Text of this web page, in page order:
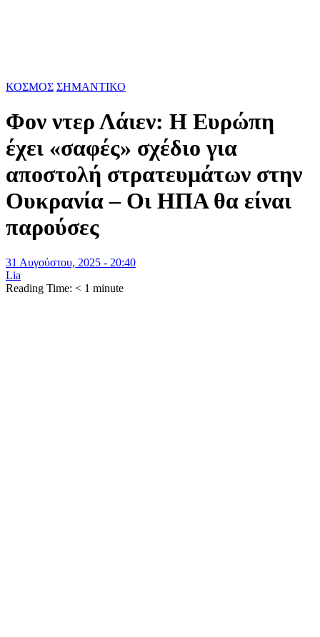
ΚΟΣΜΟΣ ΣΗΜΑΝΤΙΚΟ
Φον ντερ Λάιεν: Η Ευρώπη
έχει «σαφές» σχέδιο για
αποστολή στρατευμάτων στην
Ουκρανία – Οι ΗΠΑ θα είναι
παρούσες
31 Αυγούστου, 2025 - 20:40
Lia
Reading Time: < 1 minute